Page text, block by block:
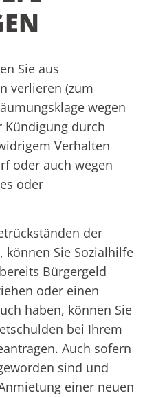
Sie aus
verlieren (zum
wegen
Kündigung durch
Verhalten
oder auch wegen
oder
der
Sie Sozialhilfe
Bürgergeld
oder einen
haben, können Sie
bei Ihrem
Auch sofern
sind und
einer neuen